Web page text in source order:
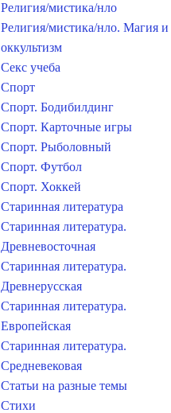
Религия/мистика/нло
Религия/мистика/нло. Магия и
оккультизм
Секс учеба
Спорт
Спорт. Бодибилдинг
Спорт. Карточные игры
Спорт. Рыболовный
Спорт. Футбол
Спорт. Хоккей
Старинная литература
Старинная литература.
Древневосточная
Старинная литература.
Древнерусская
Старинная литература.
Европейская
Старинная литература.
Средневековая
Статьи на разные темы
Стихи